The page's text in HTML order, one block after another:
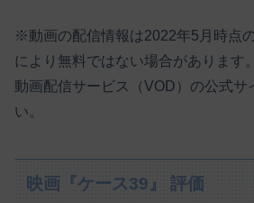
※動画の配信情報は2022年5月時点
により無料ではない場合があります
動画配信サービス（VOD）の公式サ
い。
映画『ケース39』 評価